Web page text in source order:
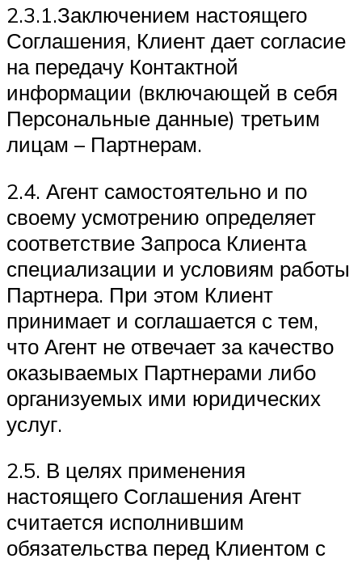
2.3.1.Заключением настоящего
Соглашения, Клиент дает согласие
на передачу Контактной
информации (включающей в себя
Персональные данные) третьим
лицам – Партнерам.
2.4. Агент самостоятельно и по
своему усмотрению определяет
соответствие Запроса Клиента
специализации и условиям работы
Партнера. При этом Клиент
принимает и соглашается с тем,
что Агент не отвечает за качество
оказываемых Партнерами либо
организуемых ими юридических
услуг.
2.5. В целях применения
настоящего Соглашения Агент
считается исполнившим
обязательства перед Клиентом с